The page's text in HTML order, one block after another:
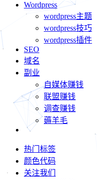
Wordpress
wordpress主题
wordpress技巧
wordpress插件
SEO
域名
副业
自媒体赚钱
联盟赚钱
调查赚钱
薅羊毛
热门标签
颜色代码
关注我们